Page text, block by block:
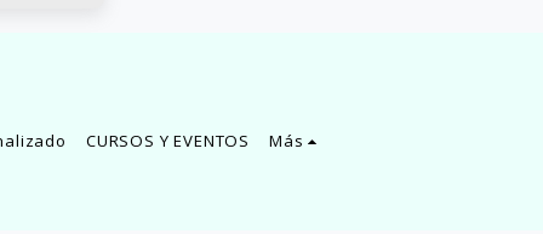
CURSOS Y EVENTOS
Más